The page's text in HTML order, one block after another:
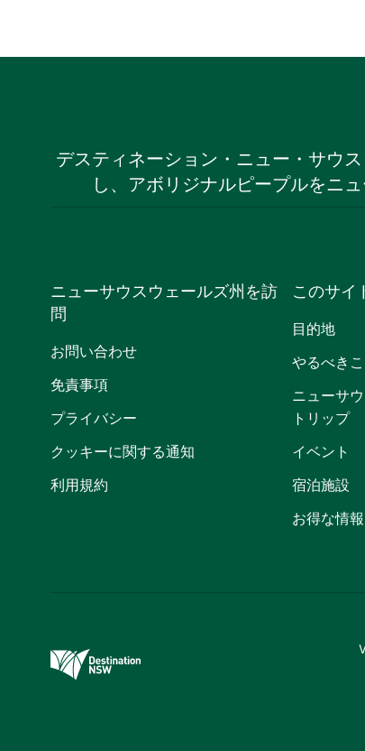
デスティネーション・ニュー・サウ
し、アボリジナルピープルをニ
ニューサウスウェールズ州を訪
問
お問い合わせ
免責事項
プライバシー
クッキーに関する通知
利用規約
このサイ
目的地
やるべきこ
ニューサ
トリップ
イベント
宿泊施設
お得な情報